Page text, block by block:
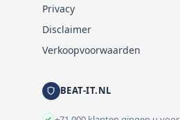
Privacy
Disclaimer
Verkoopvoorwaarden
BEAT-IT.NL